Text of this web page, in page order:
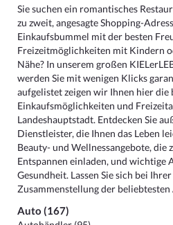
Sie suchen ein romantisches
zu zweit, angesagte Shopping-
Einkaufsbummel mit der besten
Freizeitmöglichkeiten mit Kindern
Nähe? In unserem großen
werden Sie mit wenigen Klicks
aufgelistet zeigen wir Ihnen hier die
Einkaufsmöglichkeiten und
Landeshauptstadt. Entdecken Sie
Dienstleister, die Ihnen das Leben
Beauty- und Wellnessangebote, die
Entspannen einladen, und wichtige
Gesundheit. Lassen Sie sich bei
Zusammenstellung der
Auto (167)